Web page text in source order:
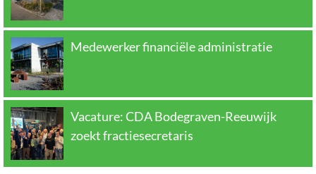
Medewerker financiële administratie
Vacature: CDA Bodegraven-Reeuwijk
zoekt fractiesecretaris